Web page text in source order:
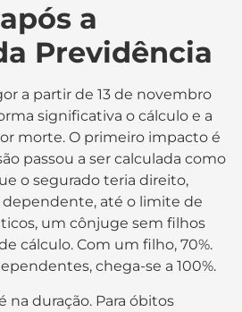
a
Previdência
a partir de 13 de novembro
significativa o cálculo e a
morte. O primeiro impacto é
passou a ser calculada como
o segurado teria direito,
dependente, até o limite de
um cônjuge sem filhos
cálculo. Com um filho, 70%.
chega-se a 100%.
na duração. Para óbitos